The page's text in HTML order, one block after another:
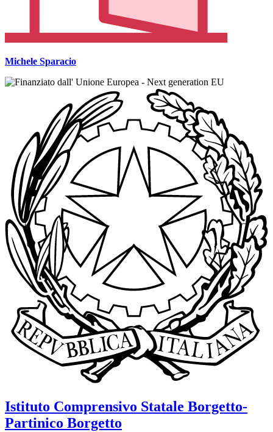
Michele Sparacio
Istituto Comprensivo Statale Borgetto-
Partinico Borgetto